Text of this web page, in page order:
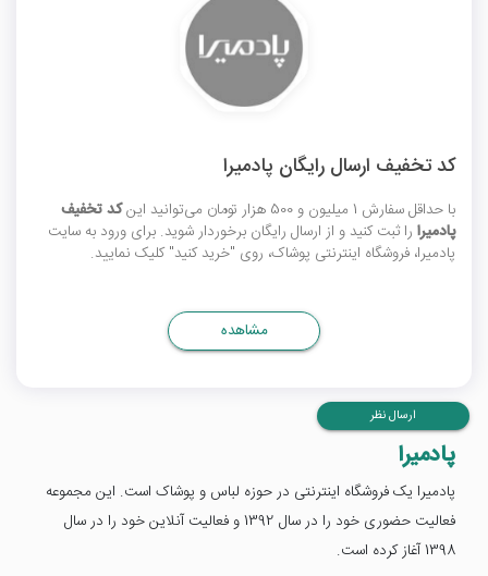
کد تخفیف ارسال رایگان پادمیرا
با حداقل سفارش 1 میلیون و 500 هزار تومان می‌توانید این
کد تخفیف
پادمیرا را ثبت کنید و از ارسال رایگان برخوردار شوید. برای ورود به سایت
پادمیرا، فروشگاه اینترنتی پوشاک، روی "خرید کنید" کلیک نمایید.
مشاهده
ارسال نظر
پادمیرا
پادمیرا یک فروشگاه اینترنتی در حوزه لباس و پوشاک است. این مجموعه
فعالیت حضوری خود را در سال 1392 و فعالیت آنلاین خود را در سال
1398 آغاز کرده است.